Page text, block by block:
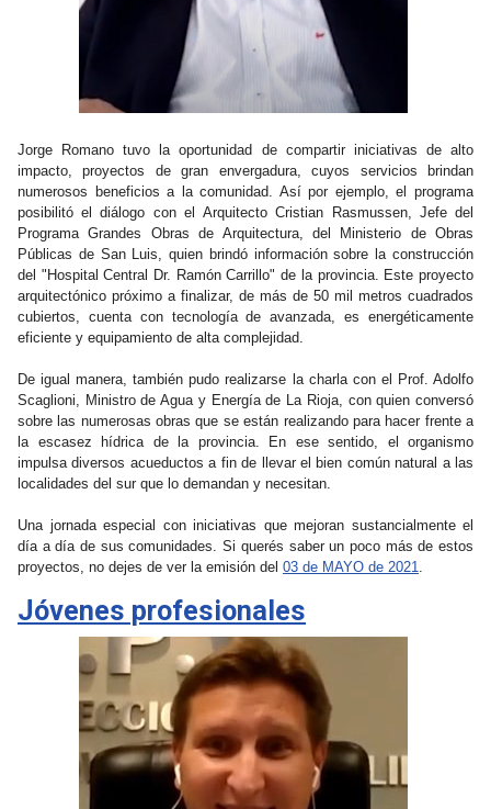
Jorge Romano tuvo la oportunidad de compartir iniciativas de alto
impacto, proyectos de gran envergadura, cuyos servicios brindan
numerosos beneficios a la comunidad. Así por ejemplo, el programa
posibilitó el diálogo con el Arquitecto Cristian Rasmussen, Jefe del
Programa Grandes Obras de Arquitectura, del Ministerio de Obras
Públicas de San Luis, quien brindó información sobre la construcción
del "Hospital Central Dr. Ramón Carrillo" de la provincia. Este proyecto
arquitectónico próximo a finalizar, de más de 50 mil metros cuadrados
cubiertos, cuenta con tecnología de avanzada, es energéticamente
eficiente y equipamiento de alta complejidad.
De igual manera, también pudo realizarse la charla con el Prof. Adolfo
Scaglioni, Ministro de Agua y Energía de La Rioja, con quien conversó
sobre las numerosas obras que se están realizando para hacer frente a
la escasez hídrica de la provincia. En ese sentido, el organismo
impulsa diversos acueductos a fin de llevar el bien común natural a las
localidades del sur que lo demandan y necesitan.
Una jornada especial con iniciativas que mejoran sustancialmente el
día a día de sus comunidades. Si querés saber un poco más de estos
proyectos, no dejes de ver la emisión del 03 de MAYO de 2021.
Jóvenes profesionales